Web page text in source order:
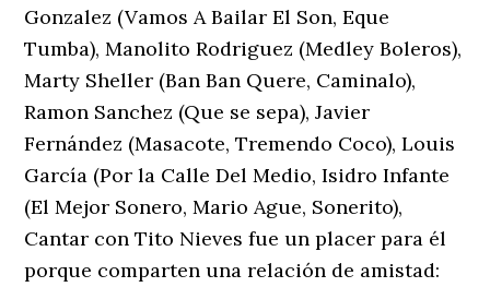
Gonzalez (Vamos A Bailar El Son, Eque
Tumba), Manolito Rodriguez (Medley Boleros),
Marty Sheller (Ban Ban Quere, Caminalo),
Ramon Sanchez (Que se sepa), Javier
Fernández (Masacote, Tremendo Coco), Louis
García (Por la Calle Del Medio, Isidro Infante
(El Mejor Sonero, Mario Ague, Sonerito),
Cantar con Tito Nieves fue un placer para él
porque comparten una relación de amistad: